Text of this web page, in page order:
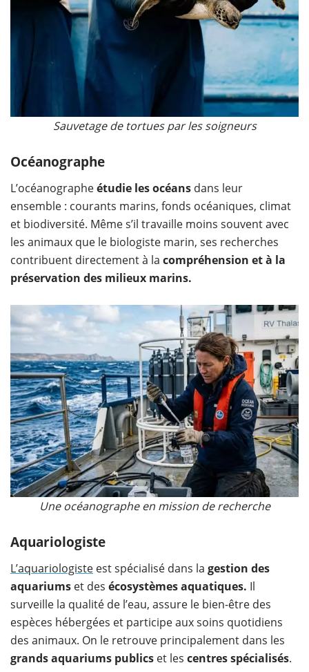
Sauvetage de tortues par les soigneurs
Océanographe
L’océanographeétudie les océans dans leur
ensemble : courants marins, fonds océaniques, climat
et biodiversité. Même s’il travaille moins souvent avec
les animaux que le biologiste marin, ses recherches
contribuent directement à la compréhension et à la
préservation des milieux marins.
Une océanographe en mission de recherche
Aquariologiste
L’aquariologiste est spécialisé dans la gestion des
aquariums et des écosystèmes aquatiques. Il
surveille la qualité de l’eau, assure le bien-être des
espèces hébergées et participe aux soins quotidiens
des animaux. On le retrouve principalement dans les
grands aquariums publics et les centres spécialisés.